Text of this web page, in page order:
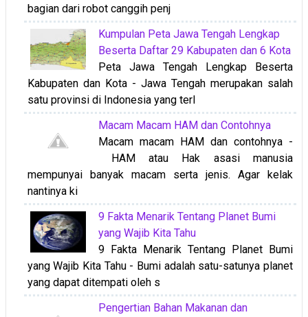
bagian dari robot canggih penj
Kumpulan Peta Jawa Tengah Lengkap
Beserta Daftar 29 Kabupaten dan 6 Kota
Peta Jawa Tengah Lengkap Beserta
Kabupaten dan Kota - Jawa Tengah merupakan salah
satu provinsi di Indonesia yang terl
Macam Macam HAM dan Contohnya
Macam macam HAM dan contohnya -
HAM atau Hak asasi manusia
mempunyai banyak macam serta jenis. Agar kelak
nantinya ki
9 Fakta Menarik Tentang Planet Bumi
yang Wajib Kita Tahu
9 Fakta Menarik Tentang Planet Bumi
yang Wajib Kita Tahu - Bumi adalah satu-satunya planet
yang dapat ditempati oleh s
Pengertian Bahan Makanan dan